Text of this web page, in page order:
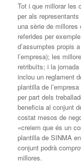
Tot i que millorar les
per als
una sèrie de
referides per
d’assumptes propis
l’empresa); les
retribuïts; i la
inclou un reglament
plantilla de
per part dels
beneficia al conjunt
costat mesos de
«creiem que és un
plantilla de SINMA
conjunt podrà
millores.